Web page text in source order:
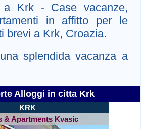
a Krk - Case vacanze,
in affitto per le
brevi a Krk, Croazia.
splendida vacanza a
Alloggi in citta Krk
KRK
& Apartments Kvasic